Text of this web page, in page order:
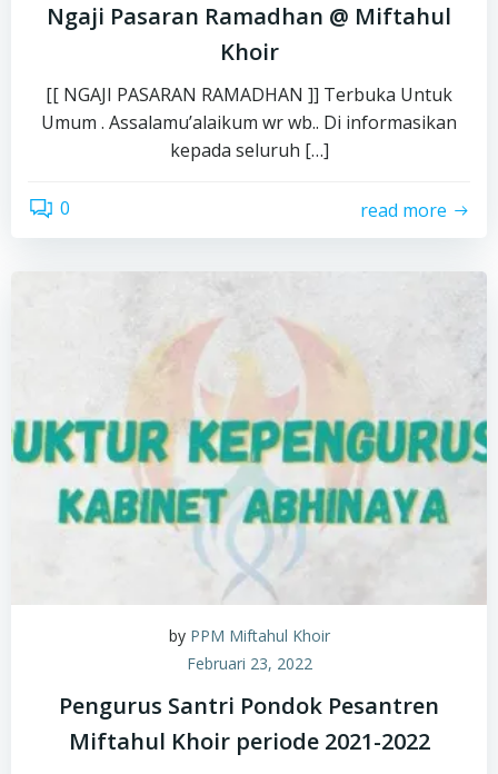
Ngaji Pasaran Ramadhan @ Miftahul
Khoir
[[ NGAJI PASARAN RAMADHAN ]] Terbuka Untuk
Umum . Assalamu’alaikum wr wb.. Di informasikan
kepada seluruh […]
0 read more
by PPM Miftahul Khoir
Februari 23, 2022
Pengurus Santri Pondok Pesantren
Miftahul Khoir periode 2021-2022